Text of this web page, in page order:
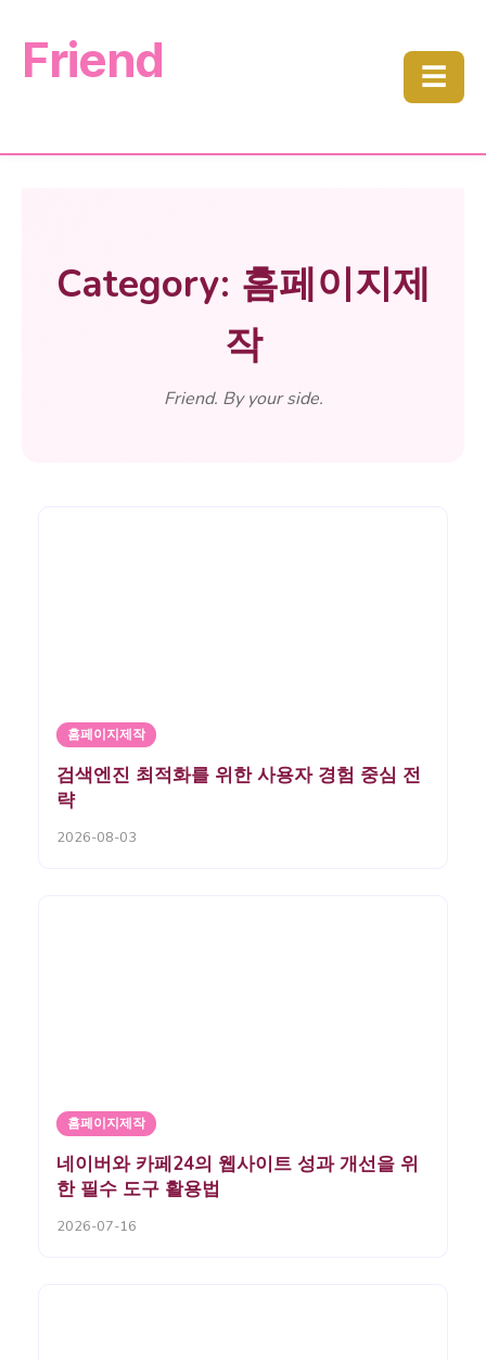
Friend ☰
Category: 홈페이지제
작
Friend. By your side.
홈페이지제작
검색엔진 최적화를 위한 사용자 경험 중심 전
략
2026-08-03
홈페이지제작
네이버와 카페24의 웹사이트 성과 개선을 위
한 필수 도구 활용법
2026-07-16